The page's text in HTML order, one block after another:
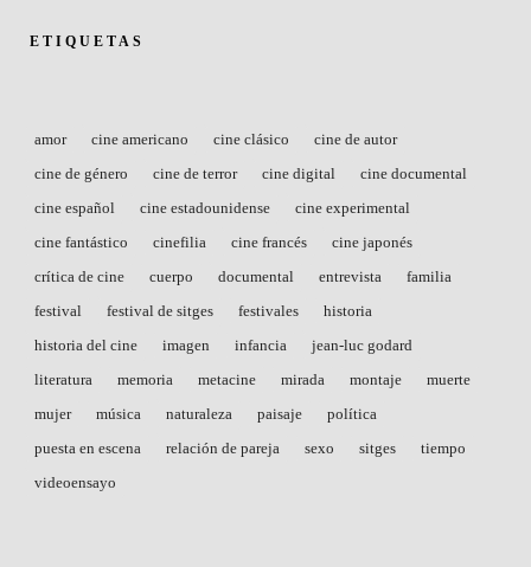
ETIQUETAS
amor cine americano cine clásico
cine de autor
cine de género
cine de terror cine digital
cine documental
cine español
cine estadounidense
cine experimental
cine fantástico
cinefilia cine francés
cine japonés
crítica de cine
cuerpo documental entrevista
familia
festival
festival de sitges festivales
historia
historia del cine
imagen infancia
jean-luc godard
literatura
memoria metacine mirada montaje
muerte
mujer
música naturaleza paisaje
política
puesta en escena
relación de pareja sexo sitges
tiempo
videoensayo